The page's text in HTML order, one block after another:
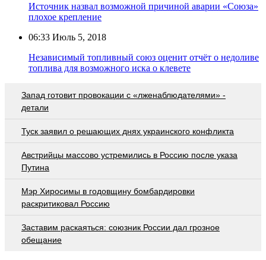
Источник назвал возможной причиной аварии «Союза»
плохое крепление
06:33 Июль 5, 2018
Независимый топливный союз оценит отчёт о недоливе
топлива для возможного иска о клевете
Запад готовит провокации с «лженаблюдателями» -
детали
Туск заявил о решающих днях украинского конфликта
Австрийцы массово устремились в Россию после указа
Путина
Мэр Хиросимы в годовщину бомбардировки
раскритиковал Россию
Заставим раскаяться: союзник России дал грозное
обещание